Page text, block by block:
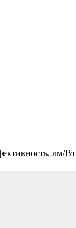
лм/Вт